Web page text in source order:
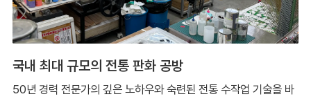
국내 최대 규모의 전통 판화 공방
50년 경력 전문가의 깊은 노하우와 숙련된 전통 수작업 기술을 바